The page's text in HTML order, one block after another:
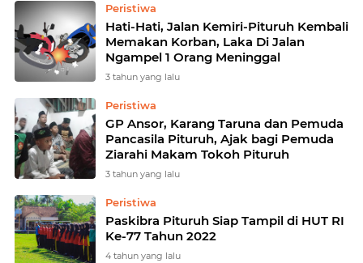
Peristiwa
Hati-Hati, Jalan Kemiri-Pituruh Kembali
Memakan Korban, Laka Di Jalan
Ngampel 1 Orang Meninggal
3 tahun yang lalu
Peristiwa
GP Ansor, Karang Taruna dan Pemuda
Pancasila Pituruh, Ajak bagi Pemuda
Ziarahi Makam Tokoh Pituruh
3 tahun yang lalu
Peristiwa
Paskibra Pituruh Siap Tampil di HUT RI
Ke-77 Tahun 2022
4 tahun yang lalu